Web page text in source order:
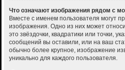
Что означают изображения рядом с
Вместе с именем пользователя могут
изображения. Одно из них может
это звёздочки, квадратики или точки,
сообщений вы оставили, или на ваш
обычно более крупное, изображение
уникально для каждого пользователя.